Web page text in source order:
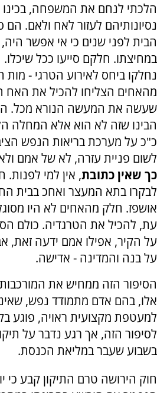
הלכתי לנחם את המשפחה, בכינו
נסיונותיהם לעזור לאח ולאם. הם
הבית לפני שנים כי אי אפשר
במחיצתו. חלקם סייעו ככל
נחלקו ביחס לאירוע הטרגי -
מהאחים הצליחו להכיל את האח
שעשה את המעשה הנורא מכל.
הבינו שזה לא הוא אלא המחלה
כ"כ על מערכת בריאות הנפש
לשום פניית עזרה, לא של אמם
כך שאין כתובת, אין למי
לבקרו בתא המעצר ואחכ בבית
אושפז. חלק מהאחים לא היו
עת, להכיל את הטרגדיה. כולם
על הקיר, אפילו אמם ידעה זאת,
על בנה והמדינה - אדישה.
הסיפור הזה ממחיש את
אלו, בהם אדם מתמודד נפש,
למעטפת מקצועית ראויה, פוגע
לסיפור הזה, אך רגע נדבר על
בשבוע שעבר במליאת הכנסת.
חוק הירושה טרם התיקון קבע כי